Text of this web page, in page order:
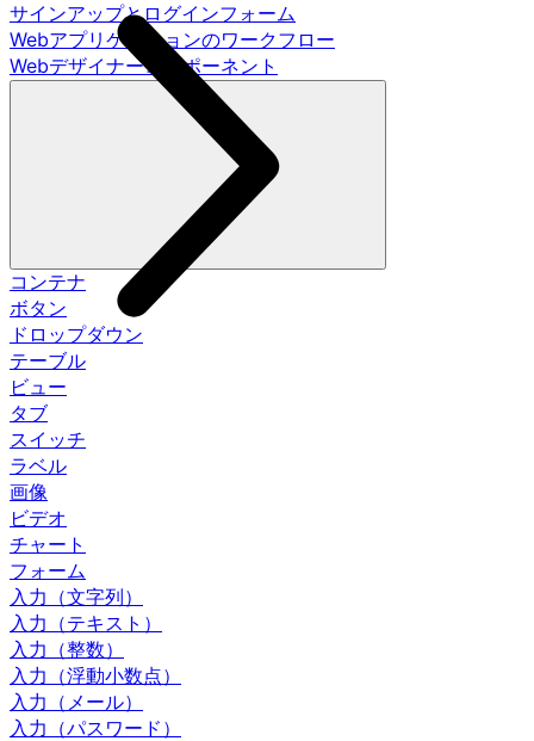
サインアップとログインフォーム
Webアプリケーションのワークフロー
Webデザイナーコンポーネント
コンテナ
ボタン
ドロップダウン
テーブル
ビュー
タブ
スイッチ
ラベル
画像
ビデオ
チャート
フォーム
入力（文字列）
入力（テキスト）
入力（整数）
入力（浮動小数点）
入力（メール）
入力（パスワード）